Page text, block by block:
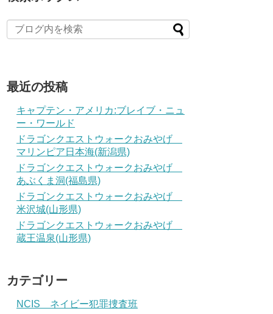
最近の投稿
キャプテン・アメリカ:ブレイブ・ニュ
ー・ワールド
ドラゴンクエストウォークおみやげ
マリンピア日本海(新潟県)
ドラゴンクエストウォークおみやげ
あぶくま洞(福島県)
ドラゴンクエストウォークおみやげ
米沢城(山形県)
ドラゴンクエストウォークおみやげ
蔵王温泉(山形県)
カテゴリー
NCIS ネイビー犯罪捜査班